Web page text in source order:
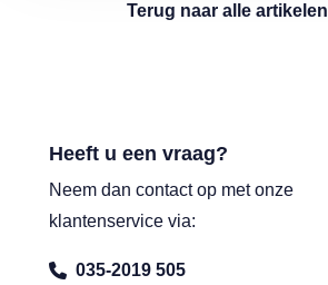
Terug naar alle artikelen
Heeft u een vraag?
Neem dan contact op met onze
klantenservice via:
035-2019 505